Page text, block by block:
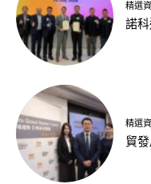
精選
諾
精選
貿